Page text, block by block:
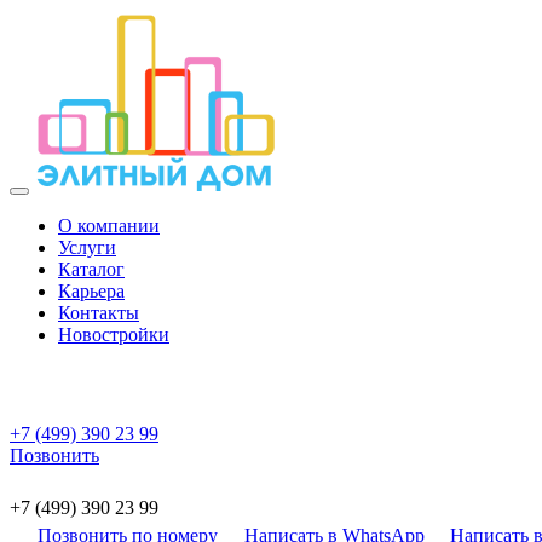
О компании
Услуги
Каталог
Карьера
Контакты
Новостройки
+7 (499) 390 23 99
Позвонить
+7 (499) 390 23 99
Позвонить по номеру
Написать в WhatsApp Написать